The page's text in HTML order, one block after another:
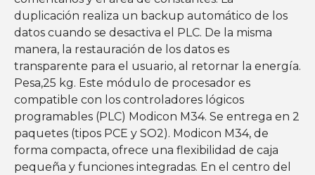
duplicación realiza un backup automático de los
datos cuando se desactiva el PLC. De la misma
manera, la restauración de los datos es
transparente para el usuario, al retornar la energía.
Pesa,25 kg. Este módulo de procesador es
compatible con los controladores lógicos
programables (PLC) Modicon M34. Se entrega en 2
paquetes (tipos PCE y SO2). Modicon M34, de
forma compacta, ofrece una flexibilidad de caja
pequeña y funciones integradas. En el centro del